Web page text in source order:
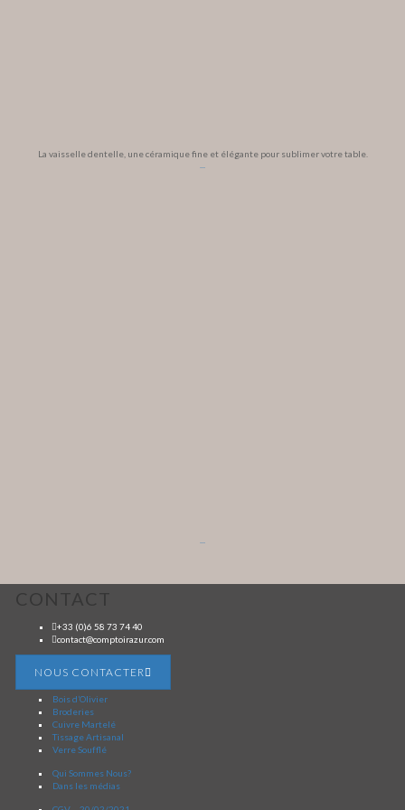
La vaisselle dentelle, une céramique fine et élégante pour sublimer votre table.
CONTACT
+33 (0)6 58 73 74 40
contact@comptoirazur.com
NOUS CONTACTER
Bois d’Olivier
Broderies
Cuivre Martelé
Tissage Artisanal
Verre Soufflé
Qui Sommes Nous?
Dans les médias